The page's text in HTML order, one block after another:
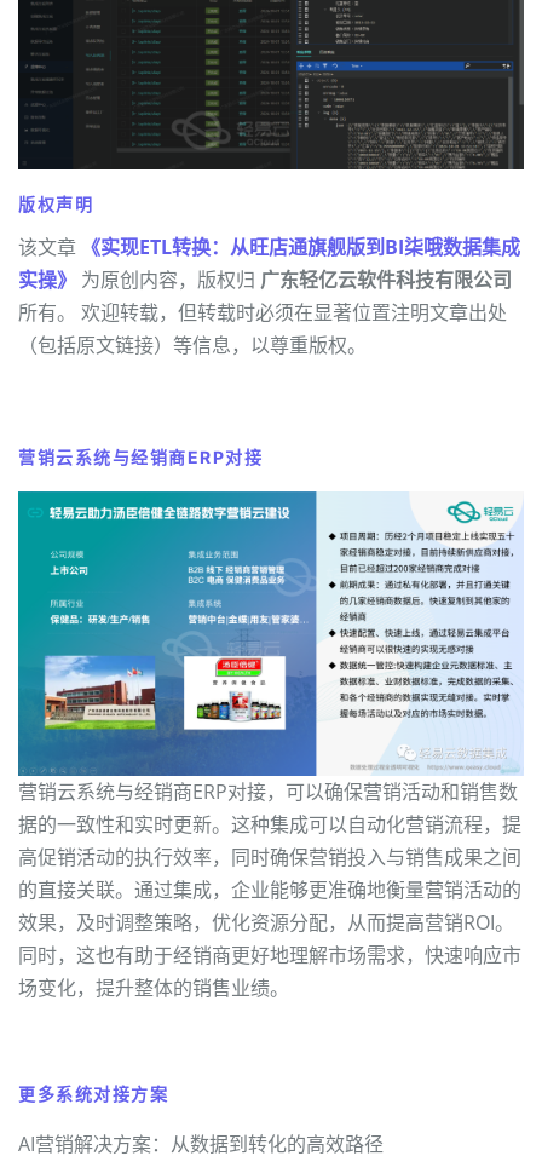
版权声明
该文章 《实现ETL转换：从旺店通旗舰版到BI柒哦数据集成
实操》 为原创内容，版权归 广东轻亿云软件科技有限公司
所有。 欢迎转载，但转载时必须在显著位置注明文章出处
（包括原文链接）等信息，以尊重版权。
营销云系统与经销商ERP对接
营销云系统与经销商ERP对接，可以确保营销活动和销售数
据的一致性和实时更新。这种集成可以自动化营销流程，提
高促销活动的执行效率，同时确保营销投入与销售成果之间
的直接关联。通过集成，企业能够更准确地衡量营销活动的
效果，及时调整策略，优化资源分配，从而提高营销ROI。
同时，这也有助于经销商更好地理解市场需求，快速响应市
场变化，提升整体的销售业绩。
更多系统对接方案
AI营销解决方案：从数据到转化的高效路径